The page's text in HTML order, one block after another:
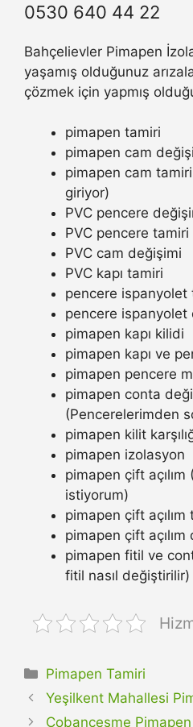
0530 640 44 22
Bahçelievler Pimapen
yaşamış olduğunuz
çözmek için yapmış
pimapen tamiri
pimapen cam
pimapen cam
giriyor)
PVC pencere
PVC pencere tamiri
PVC cam değişimi
PVC kapı tamiri
pencere ispanyolet
pencere ispanyolet
pimapen kapı kilidi
pimapen kapı ve
pimapen pencere
pimapen conta
(Pencerelerimden
pimapen kilit
pimapen izolasyon
pimapen çift açılım
istiyorum)
pimapen çift açılım
pimapen çift açılım
pimapen fitil ve
fitil nasıl değiştirilir)
Kategoriler
Pimapen Tamiri
Yeşilkent Mahallesi
Çobançeşme